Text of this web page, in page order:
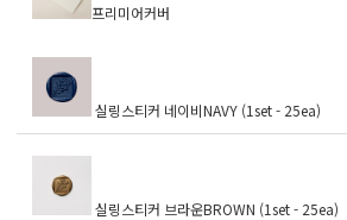
프리미어커버
실링스티커 네이비NAVY (1set - 25ea)
실링스티커 브라운BROWN (1set - 25ea)